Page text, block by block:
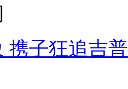
携子狂追吉